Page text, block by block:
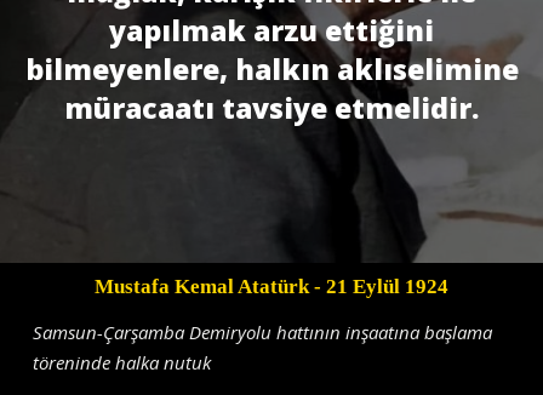
yapılmak arzu ettiğini
bilmeyenlere, halkın aklıselimine
müracaatı tavsiye etmelidir.
Mustafa Kemal Atatürk- 21 Eylül 1924
Samsun-Çarşamba Demiryolu hattının inşaatına başlama
töreninde halka nutuk